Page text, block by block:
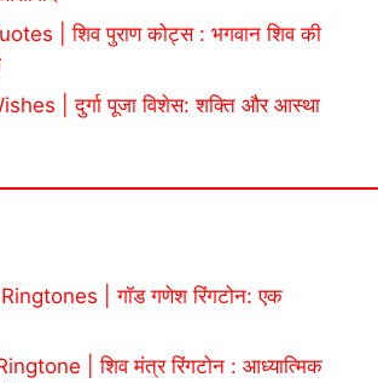
| शिव पुराण कोट्स : भगवान शिव की
| दुर्गा पूजा विशेस: शक्ति और आस्था
| गॉड गणेश रिंगटोन: एक
| शिव मंत्र रिंगटोन : आध्यात्मिक